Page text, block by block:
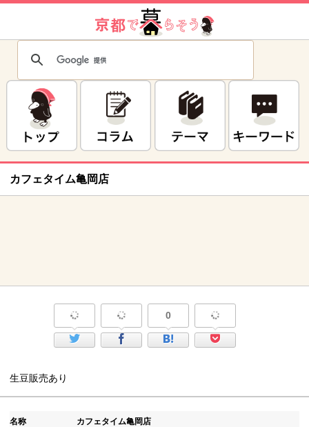
カフェタイム亀岡店
0
生豆販売あり
名称 カフェタイム亀岡店